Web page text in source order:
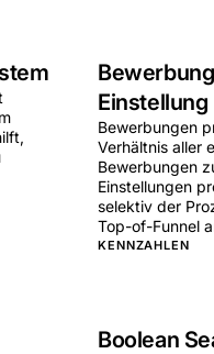
Einstellung
Bewerbungen
Verhältnis aller
Bewerbungen
Einstellungen
selektiv der
Top-of-Funnel
KENNZAHLEN
Boolean